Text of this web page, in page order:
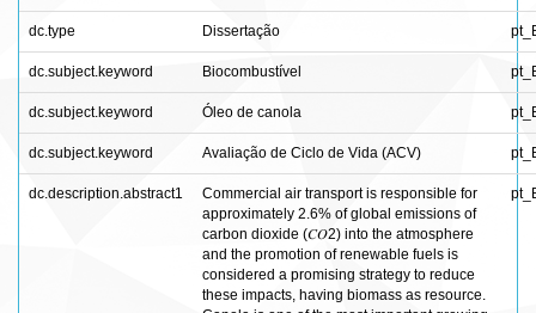
dc.type Dissertação
dc.subject.keyword Biocombustível
dc.subject.keyword Óleo de canola
dc.subject.keyword Avaliação de Ciclo de Vida (ACV)
dc.description.abstract1
Commercial air transport is responsible for
approximately 2.6% of global emissions of
carbon dioxide (𝐶𝑂2) into the atmosphere
and the promotion of renewable fuels is
considered a promising strategy to reduce
these impacts, having biomass as resource.